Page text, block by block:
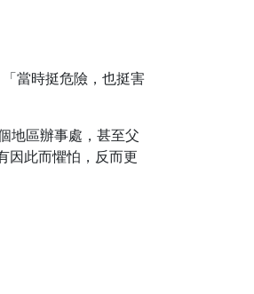
當時挺危險，也挺害
地區辦事處，甚至父
因此而懼怕，反而更